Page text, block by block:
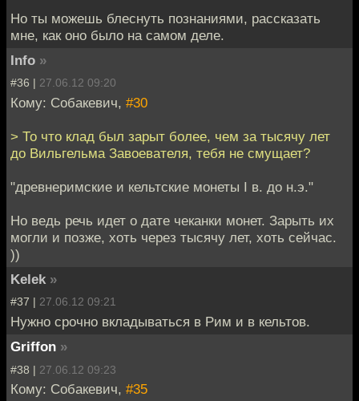
Но ты можешь блеснуть познаниями, рассказать
мне, как оно было на самом деле.
Info »
#36 | 27.06.12 09:20
Кому: Собакевич, #30
> То что клад был зарыт более, чем за тысячу лет
до Вильгельма Завоевателя, тебя не смущает?
"древнеримские и кельтские монеты I в. до н.э."
Но ведь речь идет о дате чеканки монет. Зарыть их
могли и позже, хоть через тысячу лет, хоть сейчас.
))
Kelek »
#37 | 27.06.12 09:21
Нужно срочно вкладываться в Рим и в кельтов.
Griffon »
#38 | 27.06.12 09:23
Кому: Собакевич, #35